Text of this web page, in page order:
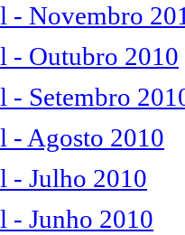
- Novembro
- Outubro 2010
Setembro
Agosto 2010
- Julho 2010
Junho 2010